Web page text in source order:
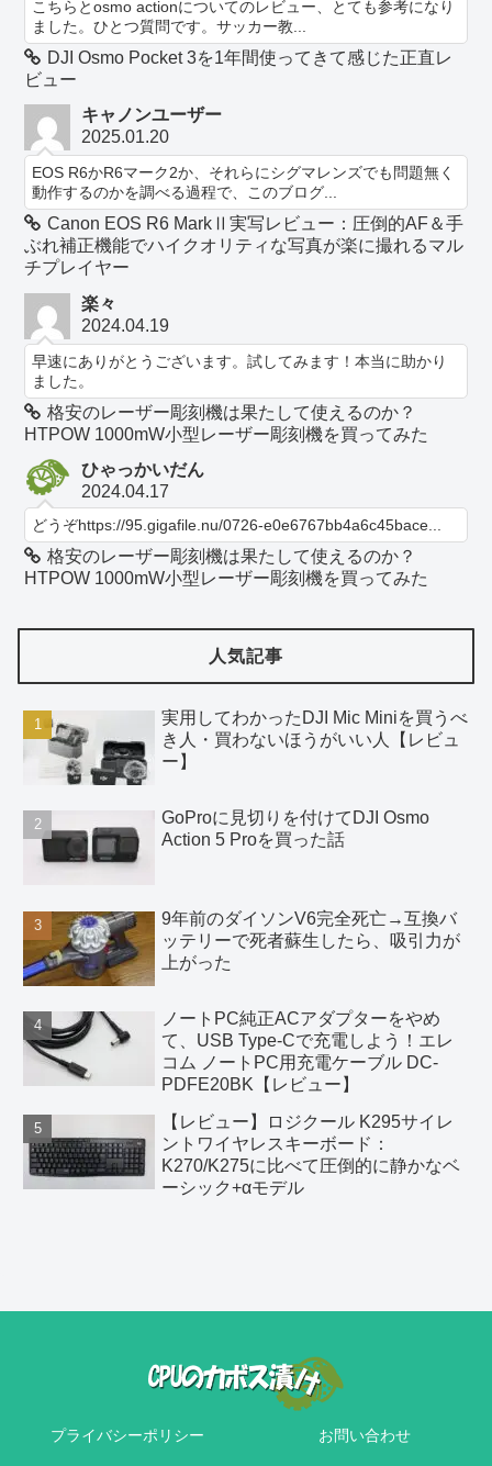
こちらとosmo actionについてのレビュー、とても参考になり
ました。ひとつ質問です。サッカー教...
DJI Osmo Pocket 3を1年間使ってきて感じた正直レ
ビュー
キャノンユーザー
2025.01.20
EOS R6かR6マーク2か、それらにシグマレンズでも問題無く
動作するのかを調べる過程で、このブログ...
Canon EOS R6 MarkⅡ実写レビュー：圧倒的AF＆手
ぶれ補正機能でハイクオリティな写真が楽に撮れるマル
チプレイヤー
楽々
2024.04.19
早速にありがとうございます。試してみます！本当に助かり
ました。
格安のレーザー彫刻機は果たして使えるのか？
HTPOW 1000mW小型レーザー彫刻機を買ってみた
ひゃっかいだん
2024.04.17
どうぞhttps://95.gigafile.nu/0726-e0e6767bb4a6c45bace...
格安のレーザー彫刻機は果たして使えるのか？
HTPOW 1000mW小型レーザー彫刻機を買ってみた
人気記事
実用してわかったDJI Mic Miniを買うべ
き人・買わないほうがいい人【レビュ
ー】
GoProに見切りを付けてDJI Osmo
Action 5 Proを買った話
9年前のダイソンV6完全死亡→互換バ
ッテリーで死者蘇生したら、吸引力が
上がった
ノートPC純正ACアダプターをやめ
て、USB Type-Cで充電しよう！エレ
コム ノートPC用充電ケーブル DC-
PDFE20BK【レビュー】
【レビュー】ロジクール K295サイレ
ントワイヤレスキーボード：
K270/K275に比べて圧倒的に静かなベ
ーシック+αモデル
プライバシーポリシー お問い合わせ